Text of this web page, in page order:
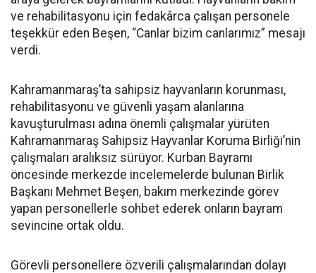
ve rehabilitasyonu için fedakârca çalışan personele
teşekkür eden Beşen, “Canlar bizim canlarımız” mesajı
verdi.
Kahramanmaraş’ta sahipsiz hayvanların korunması,
rehabilitasyonu ve güvenli yaşam alanlarına
kavuşturulması adına önemli çalışmalar yürüten
Kahramanmaraş Sahipsiz Hayvanlar Koruma Birliği’nin
çalışmaları aralıksız sürüyor. Kurban Bayramı
öncesinde merkezde incelemelerde bulunan Birlik
Başkanı Mehmet Beşen, bakım merkezinde görev
yapan personellerle sohbet ederek onların bayram
sevincine ortak oldu.
Görevli personellere özverili çalışmalarından dolayı